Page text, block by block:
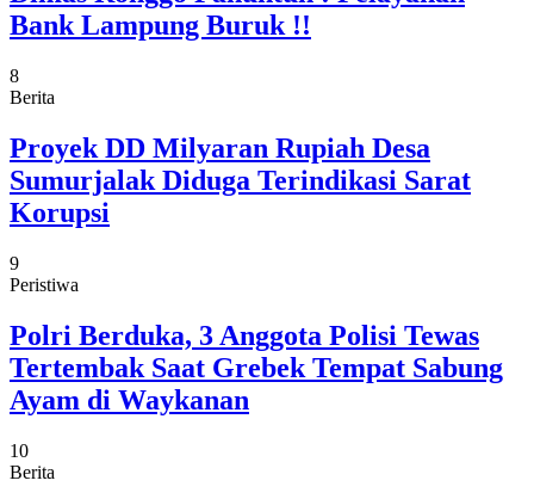
Bank Lampung Buruk !!
8
Berita
Proyek DD Milyaran Rupiah Desa
Sumurjalak Diduga Terindikasi Sarat
Korupsi
9
Peristiwa
Polri Berduka, 3 Anggota Polisi Tewas
Tertembak Saat Grebek Tempat Sabung
Ayam di Waykanan
10
Berita